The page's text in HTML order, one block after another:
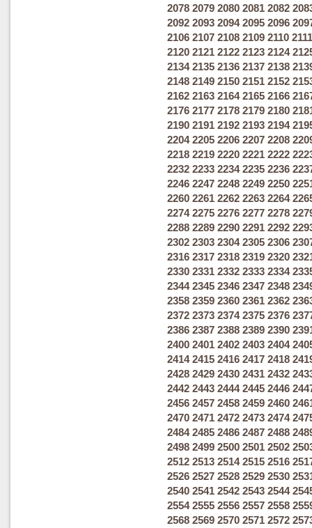
2078 2079 2080 2081 2082
2092 2093 2094 2095 2096
2106 2107 2108 2109 2110 2111
2120 2121 2122 2123 2124
2134 2135 2136 2137 2138
2148 2149 2150 2151 2152
2162 2163 2164 2165 2166
2176 2177 2178 2179 2180
2190 2191 2192 2193 2194
2204 2205 2206 2207 2208
2218 2219 2220 2221 2222
2232 2233 2234 2235 2236
2246 2247 2248 2249 2250
2260 2261 2262 2263 2264
2274 2275 2276 2277 2278
2288 2289 2290 2291 2292
2302 2303 2304 2305 2306
2316 2317 2318 2319 2320
2330 2331 2332 2333 2334
2344 2345 2346 2347 2348
2358 2359 2360 2361 2362
2372 2373 2374 2375 2376
2386 2387 2388 2389 2390
2400 2401 2402 2403 2404
2414 2415 2416 2417 2418
2428 2429 2430 2431 2432
2442 2443 2444 2445 2446
2456 2457 2458 2459 2460
2470 2471 2472 2473 2474
2484 2485 2486 2487 2488
2498 2499 2500 2501 2502
2512 2513 2514 2515 2516
2526 2527 2528 2529 2530
2540 2541 2542 2543 2544
2554 2555 2556 2557 2558
2568 2569 2570 2571 2572